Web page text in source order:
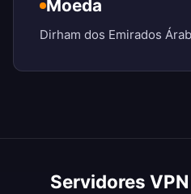
Moeda
Dirham dos Emirados
Servidores